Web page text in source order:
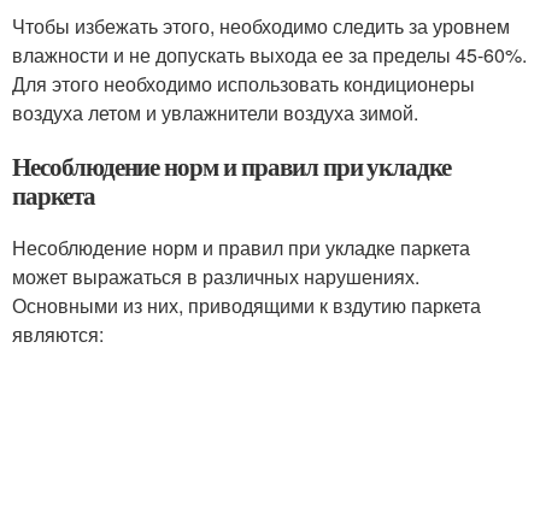
Чтобы избежать этого, необходимо следить за уровнем
влажности и не допускать выхода ее за пределы 45-60%.
Для этого необходимо использовать кондиционеры
воздуха летом и увлажнители воздуха зимой.
Несоблюдение норм и правил при укладке
паркета
Несоблюдение норм и правил при укладке паркета
может выражаться в различных нарушениях.
Основными из них, приводящими к вздутию паркета
являются: